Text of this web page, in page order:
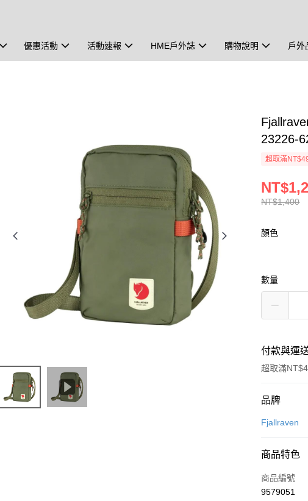
優惠活動 活動速報 HME戶外誌 購物說明 戶外
23226-
超取滿
NT$1,400
顏色
數量
付款與運
超取滿
付款方式
信用卡一次
合作金庫
華南商業
超商取貨付款
品牌
Fjallraven
商品特色
商品編號
9579051